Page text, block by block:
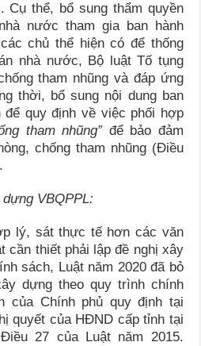
Cụ thể, bổ sung thẩm quyền
nước tham gia ban hành
chủ thể hiện có để thống
nhà nước, Bộ luật Tố tụng
tham nhũng và đáp ứng
thời, bổ sung nội dung ban
để quy định về việc phối hợp
tham nhũng”để bảo đảm
chống tham nhũng (Điều
VBQPPL:
lý, sát thực tế hơn các văn
cần thiết phải lập đề nghị xây
sách, Luật năm 2020 đã bỏ
dựng theo quy trình chính
của Chính phủ quy định tại
quyết của HĐND cấp tỉnh tại
27 của Luật năm 2015.